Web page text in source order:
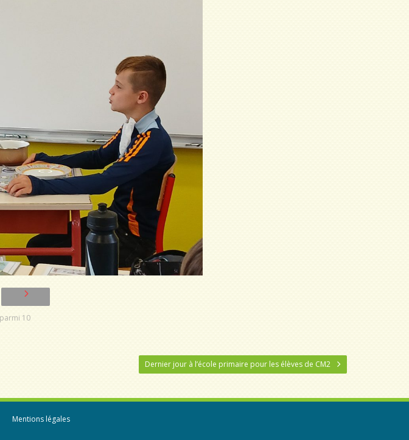
10
Dernier jour à l’école primaire pour les élèves de CM2
Mentions légales